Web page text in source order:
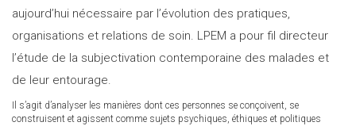
aujourd’hui nécessaire par l’évolution des pratiques,
organisations et relations de soin. LPEM a pour fil directeur
l’étude de la subjectivation contemporaine des malades et
de leur entourage.
Il s’agit d’analyser les manières dont ces personnes se conçoivent, se
construisent et agissent comme sujets psychiques, éthiques et politiques